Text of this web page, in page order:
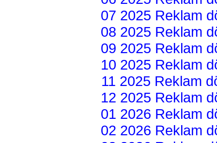
07 2025 Reklam
08 2025 Reklam
09 2025 Reklam
10 2025 Reklam
11 2025 Reklam
12 2025 Reklam
01 2026 Reklam
02 2026 Reklam